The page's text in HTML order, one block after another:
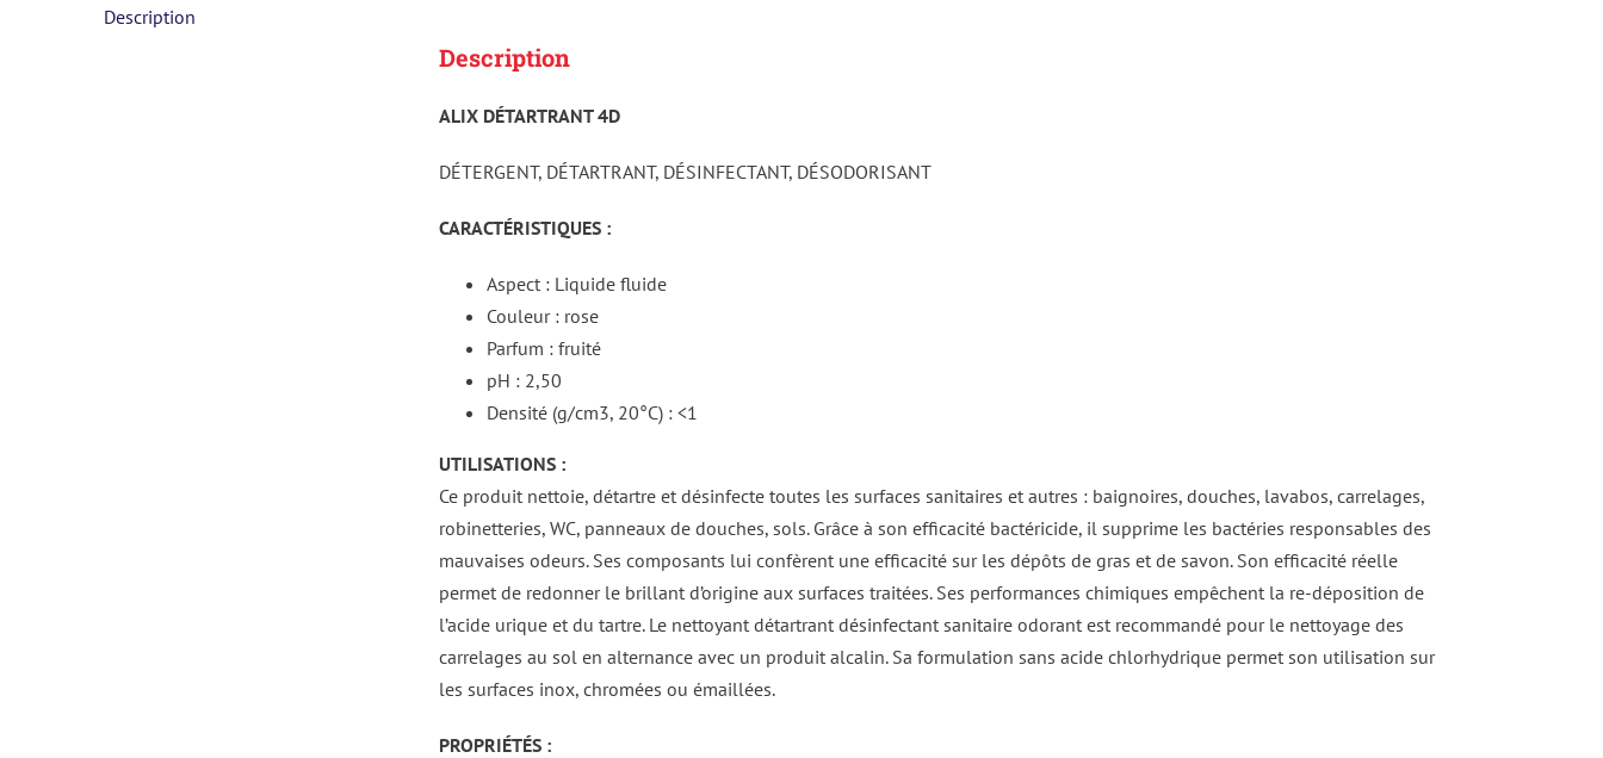
Description
Description
ALIX DÉTARTRANT 4D
DÉTERGENT, DÉTARTRANT, DÉSINFECTANT, DÉSODORISANT
CARACTÉRISTIQUES :
Aspect : Liquide fluide
Couleur : rose
Parfum : fruité
pH : 2,50
Densité (g/cm3, 20°C) : <1
UTILISATIONS :
Ce produit nettoie, détartre et désinfecte toutes les surfaces sanitaires et autres : baignoires, douches, lavabos, carrelages,
robinetteries, WC, panneaux de douches, sols. Grâce à son efficacité bactéricide, il supprime les bactéries responsables des
mauvaises odeurs. Ses composants lui confèrent une efficacité sur les dépôts de gras et de savon. Son efficacité réelle
permet de redonner le brillant d’origine aux surfaces traitées. Ses performances chimiques empêchent la re-déposition de
l’acide urique et du tartre. Le nettoyant détartrant désinfectant sanitaire odorant est recommandé pour le nettoyage des
carrelages au sol en alternance avec un produit alcalin. Sa formulation sans acide chlorhydrique permet son utilisation sur
les surfaces inox, chromées ou émaillées.
PROPRIÉTÉS :